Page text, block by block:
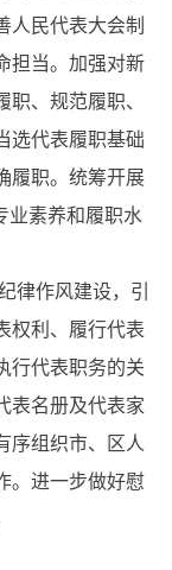
人民代表大会制
担当。加强对新
、规范履职、
选代表履职基础
履职。统筹开展
业素养和履职水
律作风建设，引
权利、履行代表
行代表职务的关
表名册及代表家
序组织市、区人
。进一步做好慰